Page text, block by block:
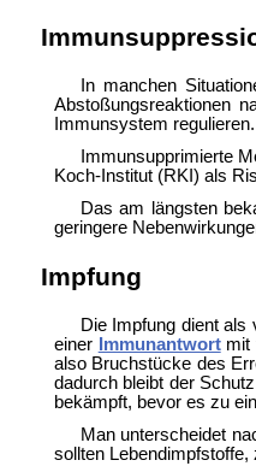
In manchen
Abstoßungsreaktionen
Immunsystem regulieren.
Immunsupprimierte
Koch-Institut (RKI) als
Das am längsten
geringere
Impfung
Die Impfung dient
einer
Immunantwortmit
also Bruchstücke des
dadurch bleibt der
bekämpft, bevor es zu
Man unterscheidet
sollten Lebendimpfstoffe,